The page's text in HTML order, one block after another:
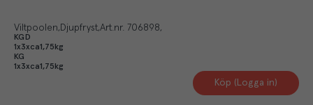
Viltpoolen Djupfryst Art.nr. 706898
KGD
1x3xca1,75kg
KG
1x3xca1,75kg
Köp (Logga in)